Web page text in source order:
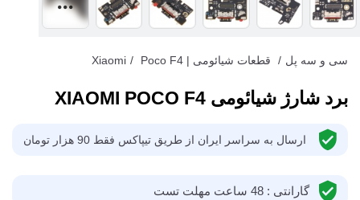
سی و سه پل / قطعات شیائومی | Xiaomi / Poco F4
برد شارژ شیائومی XIAOMI POCO F4
ارسال به سراسر ایران از طریق تیپاکس فقط 90 هزار تومان
گارانتی : 48 ساعت مهلت تست